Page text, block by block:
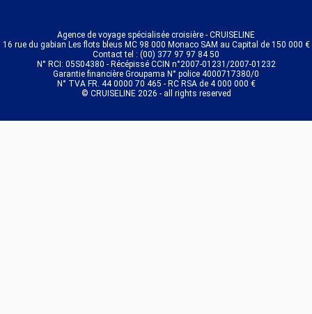
Agence de voyage spécialisée croisière - CRUISELINE
16 rue du gabian Les flots bleus MC 98 000 Monaco SAM au Capital de 150 000 €
Contact tel : (00) 377 97 97 84 50
N° RCI: 05S04380 - Récépissé CCIN n°2007-01231/2007-01232
Garantie financière Groupama N° police 4000717380/0
N° TVA FR. 44 0000 70 465 - RC RSA de 4 000 000 €
© CRUISELINE 2026 - all rights reserved